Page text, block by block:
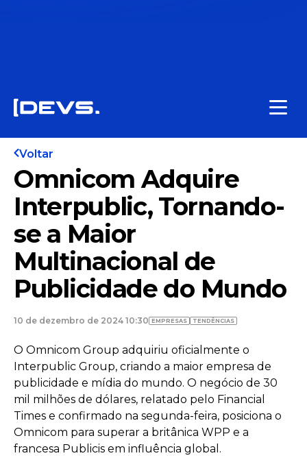
Voltar
Omnicom Adquire
Interpublic, Tornando-
se a Maior
Multinacional de
Publicidade do Mundo
10 de dezembro de 2024 10:30 EMPRESAS TENDÊNCIAS
O Omnicom Group adquiriu oficialmente o
Interpublic Group, criando a maior empresa de
publicidade e mídia do mundo. O negócio de 30
mil milhões de dólares, relatado pelo Financial
Times e confirmado na segunda-feira, posiciona o
Omnicom para superar a britânica WPP e a
francesa Publicis em influência global.